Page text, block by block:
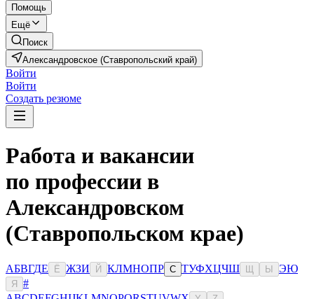
Помощь
Ещё
Поиск
Александровское (Ставропольский край)
Войти
Войти
Создать резюме
Работа и вакансии
по профессии в
Александровском
(Ставропольском крае)
АБВГДЕ Ё ЖЗИ Й КЛМНОПР С ТУФХЦЧШ Ы ЭЮ
Я
#